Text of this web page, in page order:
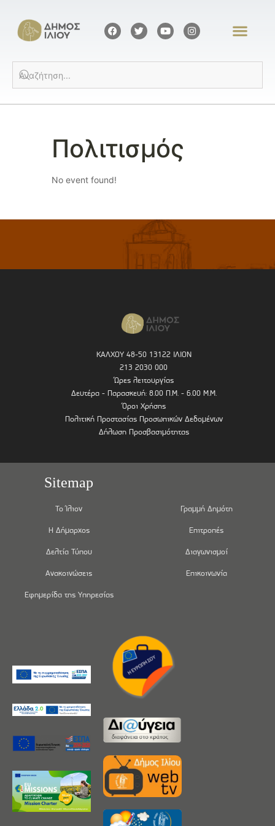
Πολιτισμός
No event found!
ΚΑΛΧΟΥ 48-50 13122 ΙΛΙΟΝ
213 2030 000
Ώρες λειτουργίας
Δευτέρα - Παρασκευή: 8.00 Π.Μ. - 6.00 Μ.Μ.
Όροι Χρήσης
Πολιτική Προστασίας Προσωπικών Δεδομένων
Δήλωση Προσβασιμότητας
Sitemap
Το Ίλιον
Η Δήμαρχος
Δελτία Τύπου
Ανακοινώσεις
Εφημερίδα της Υπηρεσίας
Γραμμή Δημότη
Επιτροπές
Διαγωνισμοί
Επικοινωνία